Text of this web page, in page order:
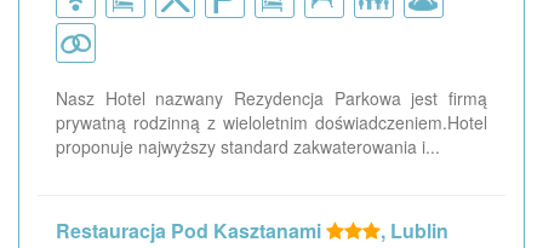
Nasz Hotel nazwany Rezydencja Parkowa jest firmą
prywatną rodzinną z wieloletnim doświadczeniem.Hotel
proponuje najwyższy standard zakwaterowania i...
Restauracja Pod Kasztanami , Lublin